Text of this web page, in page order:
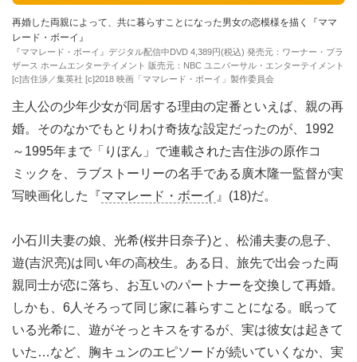
再婚した両親によって、共に暮らすことになった男女の恋模様を描く『ママ
レード・ボーイ』
『ママレード・ボーイ』デジタル配信中DVD 4,389円(税込) 発売元：ワーナー・ブラ
ザース ホームエンターテイメント 販売元：NBC ユニバーサル・エンターテイメント
[c]吉住渉／集英社 [c]2018 映画「ママレード・ボーイ」製作委員会
主人公の少年少女が同居する理由の定番といえば、親の再
婚。そのなかでもとりわけ奇抜な設定だったのが、1992
～1995年まで「りぼん」で連載された吉住渉の原作コ
ミックを、ラブストーリーの名手である廣木隆一監督が実
写映画化した『ママレード・ボーイ 』(18)だ。
小石川夫妻の娘、光希(桜井日奈子)と、松浦夫妻の息子、
遊(吉沢亮)は同い年の高校生。ある日、旅先で出会った両
親同士が恋に落ち、お互いのパートナーを交換して再婚。
しかも、6人そろって同じ家に暮らすことになる。眠って
いる光希に、遊がそっとキスをするが、実は彼女は起きて
いた…など、胸キュンのエピソードが続いていくなか、実